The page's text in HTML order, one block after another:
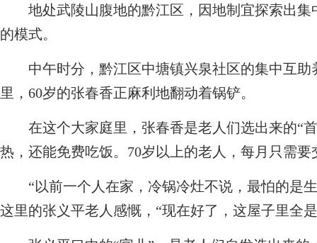
地处武陵山腹地的黔江区，因地制宜探索出集
的模式。
中午时分，黔江区中塘镇兴泉社区的集中互助
里，60岁的张春香正麻利地翻动着锅铲。
在这个大家庭里，张春香是老人们选出来的“首
热，还能免费吃饭。70岁以上的老人，每月只需
“以前一个人在家，冷锅冷灶不说，最怕的是生
这里的张义平老人感慨，“现在好了，这屋子里全